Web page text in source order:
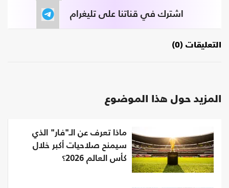
اشترك في قناتنا على تليغرام
التعليقات (0)
المزيد حول هذا الموضوع
ماذا تعرف عن الـ"فار" الذي
سيمنح صلاحيات أكبر خلال
كأس العالم 2026؟